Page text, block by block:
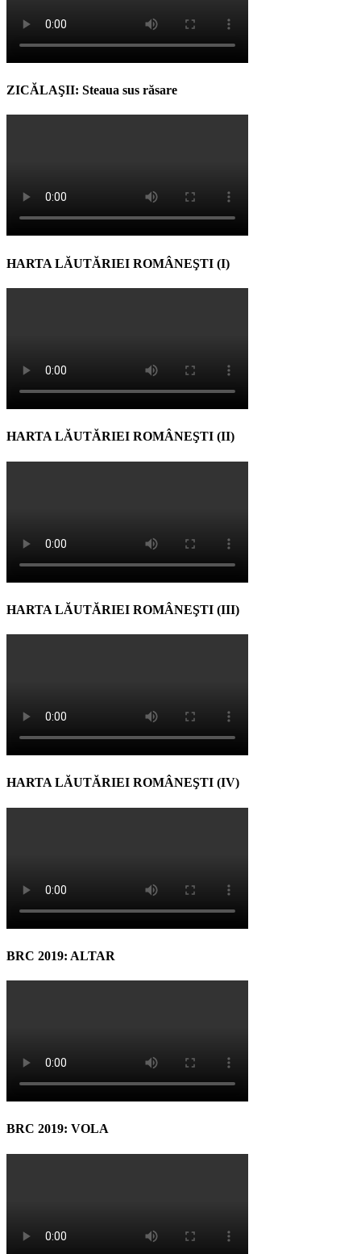
ZICĂLAŞII: Steaua sus răsare
HARTA LĂUTĂRIEI ROMÂNEŞTI (I)
HARTA LĂUTĂRIEI ROMÂNEŞTI (II)
HARTA LĂUTĂRIEI ROMÂNEŞTI (III)
HARTA LĂUTĂRIEI ROMÂNEŞTI (IV)
BRC 2019: ALTAR
BRC 2019: VOLA